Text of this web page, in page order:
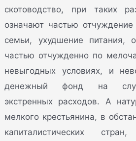
скотоводство, при таких
означают частью
семьи, ухудшение питания,
частью отчужденно по
невыгодных условиях, и
денежный фонд на
экстренных расходов. А
мелкого крестьянина, в
капиталистических